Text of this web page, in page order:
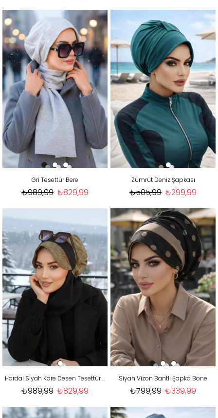
Gri Tesettür Bere
₺829,99
₺989,99
Zümrüt Deniz Şapkası
₺299,99
₺505,99
Hardal Siyah Kare Desen Tesettür Şapka
₺829,99
₺989,99
Siyah Vizon Bantlı Şapka Bone
₺339,99
₺799,99